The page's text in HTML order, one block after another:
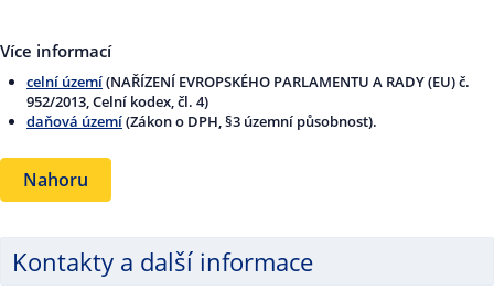
Více informací
celní území(NAŘÍZENÍ EVROPSKÉHO PARLAMENTU A RADY (EU) č.
952/2013, Celní kodex, čl. 4)
daňová území(Zákon o DPH, §3 územní působnost).
Nahoru
Kontakty a další informace